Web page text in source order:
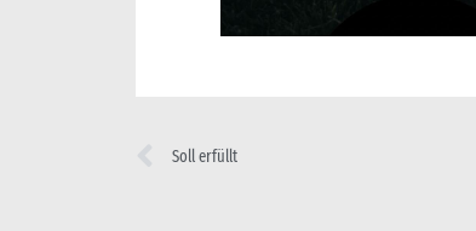
Soll erfüllt